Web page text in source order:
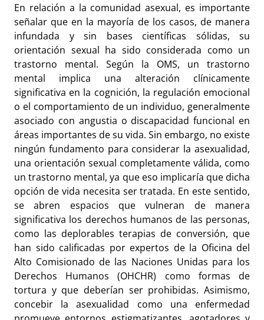
En relación a la comunidad asexual, es importante
señalar que en la mayoría de los casos, de manera
infundada y sin bases científicas sólidas, su
orientación sexual ha sido considerada como un
trastorno mental. Según la OMS, un trastorno
mental implica una alteración clínicamente
significativa en la cognición, la regulación emocional
o el comportamiento de un individuo, generalmente
asociado con angustia o discapacidad funcional en
áreas importantes de su vida. Sin embargo, no existe
ningún fundamento para considerar la asexualidad,
una orientación sexual completamente válida, como
un trastorno mental, ya que eso implicaría que dicha
opción de vida necesita ser tratada. En este sentido,
se abren espacios que vulneran de manera
significativa los derechos humanos de las personas,
como las deplorables terapias de conversión, que
han sido calificadas por expertos de la Oficina del
Alto Comisionado de las Naciones Unidas para los
Derechos Humanos (OHCHR) como formas de
tortura y que deberían ser prohibidas. Asimismo,
concebir la asexualidad como una enfermedad